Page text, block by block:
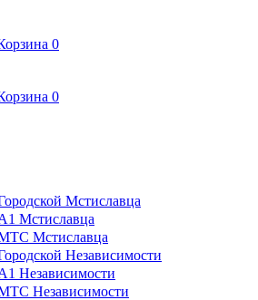
0
0
Мстиславца
Мстиславца
Мстиславца
Независимости
Независимости
Независимости